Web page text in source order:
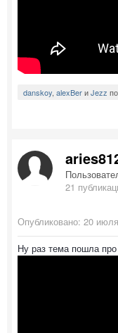
danskoy alexBerиJezz
21
Опубликовано: 20
Ну раз тема пошла